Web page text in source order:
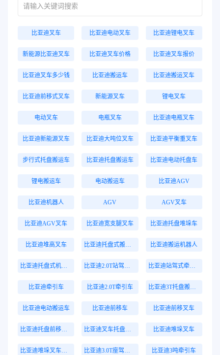
比亚迪叉车 比亚迪电动叉车 比亚迪锂电叉车
新能源比亚迪叉车 比亚迪叉车价格 比亚迪叉车报价
比亚迪叉车多少钱 比亚迪搬运车 比亚迪搬运叉车
比亚迪前移式叉车 新能源叉车 锂电叉车
电动叉车 电瓶叉车 比亚迪电瓶叉车
比亚迪新能源叉车 比亚迪大吨位叉车 比亚迪平衡重叉车
步行式托盘搬运车 比亚迪托盘搬运车 比亚迪电动托盘车
锂电搬运车 电动搬运车 比亚迪AGV
比亚迪机器人 AGV AGV叉车
比亚迪AGV叉车 比亚迪宽支腿叉车 比亚迪托盘堆垛车
比亚迪堆高叉车 比亚迪托盘式搬运机器人 比亚迪搬运机器人
比亚迪托盘式机器人 比亚迪2.0T站驾式牵引车 比亚迪站驾式牵引车
比亚迪牵引车 比亚迪2.0T牵引车 比亚迪3T托盘搬运车
比亚迪电动搬运车 比亚迪前移车 比亚迪前移叉车
比亚迪托盘前移叉车 比亚迪叉车托盘搬运车 比亚迪堆垛叉车
比亚迪堆垛叉车价格 比亚迪3.0T座驾式牵引车 比亚迪3吨牵引车